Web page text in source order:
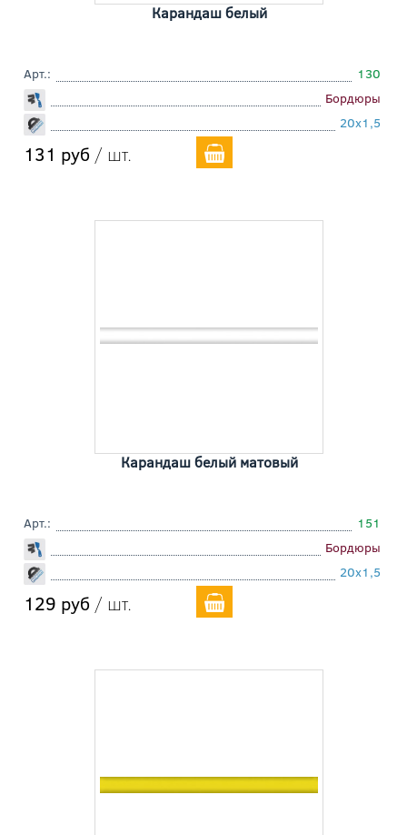
Карандаш белый
Арт.:
130
Бордюры
20x1,5
131 руб / шт.
Карандаш белый матовый
Арт.:
151
Бордюры
20x1,5
129 руб / шт.